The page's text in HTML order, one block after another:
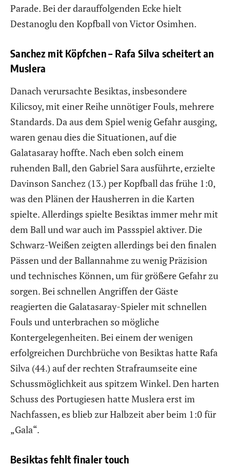
Parade. Bei der darauffolgenden Ecke hielt
Destanoglu den Kopfball von Victor Osimhen.
Sanchez mit Köpfchen – Rafa Silva scheitert an
Muslera
Danach verursachte Besiktas, insbesondere
Kilicsoy, mit einer Reihe unnötiger Fouls, mehrere
Standards. Da aus dem Spiel wenig Gefahr ausging,
waren genau dies die Situationen, auf die
Galatasaray hoffte. Nach eben solch einem
ruhenden Ball, den Gabriel Sara ausführte, erzielte
Davinson Sanchez (13.) per Kopfball das frühe 1:0,
was den Plänen der Hausherren in die Karten
spielte. Allerdings spielte Besiktas immer mehr mit
dem Ball und war auch im Passspiel aktiver. Die
Schwarz-Weißen zeigten allerdings bei den finalen
Pässen und der Ballannahme zu wenig Präzision
und technisches Können, um für größere Gefahr zu
sorgen. Bei schnellen Angriffen der Gäste
reagierten die Galatasaray-Spieler mit schnellen
Fouls und unterbrachen so mögliche
Kontergelegenheiten. Bei einem der wenigen
erfolgreichen Durchbrüche von Besiktas hatte Rafa
Silva (44.) auf der rechten Strafraumseite eine
Schussmöglichkeit aus spitzem Winkel. Den harten
Schuss des Portugiesen hatte Muslera erst im
Nachfassen, es blieb zur Halbzeit aber beim 1:0 für
„Gala“.
Besiktas fehlt finaler touch